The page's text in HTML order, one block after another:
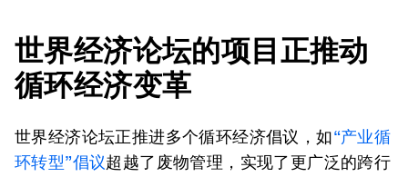
世界经济论坛的项目正推动
循环经济变革
世界经济论坛正推进多个循环经济倡议，如“产业循
环转型”倡议超越了废物管理，实现了更广泛的跨行